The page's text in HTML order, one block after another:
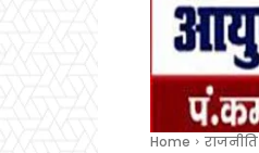
Home राजनीति